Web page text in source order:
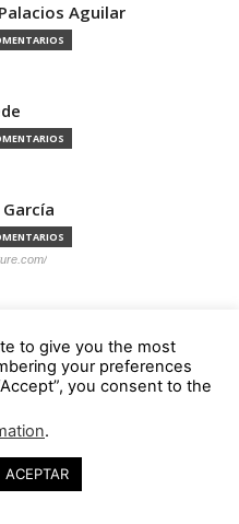
Aguilar
to give you the most
your preferences
you consent to the
.
ACEPTAR